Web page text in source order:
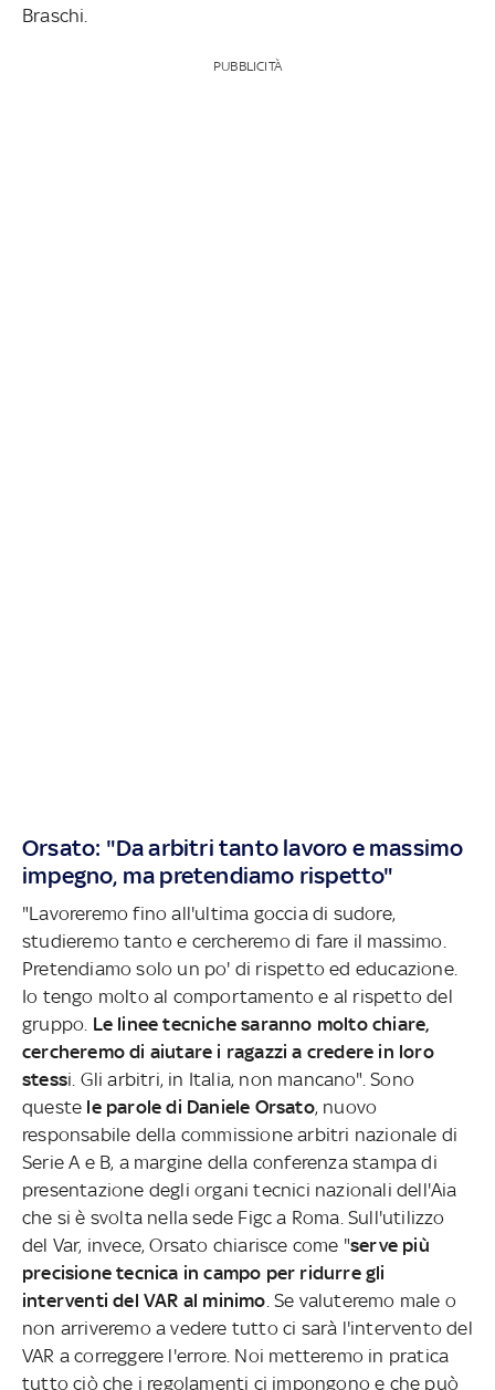
Braschi.
PUBBLICITÀ
Orsato: "Da arbitri tanto lavoro e massimo
impegno, ma pretendiamo rispetto"
"Lavoreremo fino all'ultima goccia di sudore,
studieremo tanto e cercheremo di fare il massimo.
Pretendiamo solo un po' di rispetto ed educazione.
Io tengo molto al comportamento e al rispetto del
gruppo. Le linee tecniche saranno molto chiare,
cercheremo di aiutare i ragazzi a credere in loro
stessi. Gli arbitri, in Italia, non mancano". Sono
queste le parole di Daniele Orsato, nuovo
responsabile della commissione arbitri nazionale di
Serie A e B, a margine della conferenza stampa di
presentazione degli organi tecnici nazionali dell'Aia
che si è svolta nella sede Figc a Roma. Sull'utilizzo
del Var, invece, Orsato chiarisce come "serve più
precisione tecnica in campo per ridurre gli
interventi del VAR al minimo . Se valuteremo male o
non arriveremo a vedere tutto ci sarà l'intervento del
VAR a correggere l'errore. Noi metteremo in pratica
tutto ciò che i regolamenti ci impongono e che può